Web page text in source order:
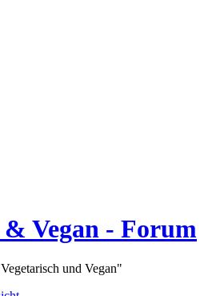
& Vegan - Forum
und Vegan"